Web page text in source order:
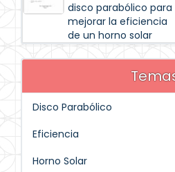
disco parabólico para
mejorar la eficiencia
de un horno solar
Disco Parabólico
Eficiencia
Horno Solar